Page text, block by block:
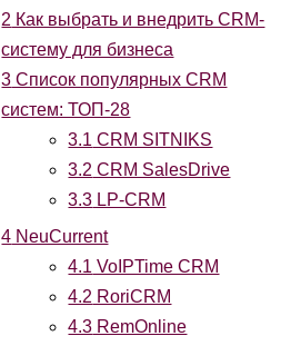
2 Как выбрать и внедрить CRM-
систему для бизнеса
3 Список популярных CRM
систем: ТОП-28
3.1 CRM SITNIKS
3.2 CRM SalesDrive
3.3 LP-CRM
4 NeuCurrent
4.1 VoIPTime CRM
4.2 RoriCRM
4.3 RemOnline